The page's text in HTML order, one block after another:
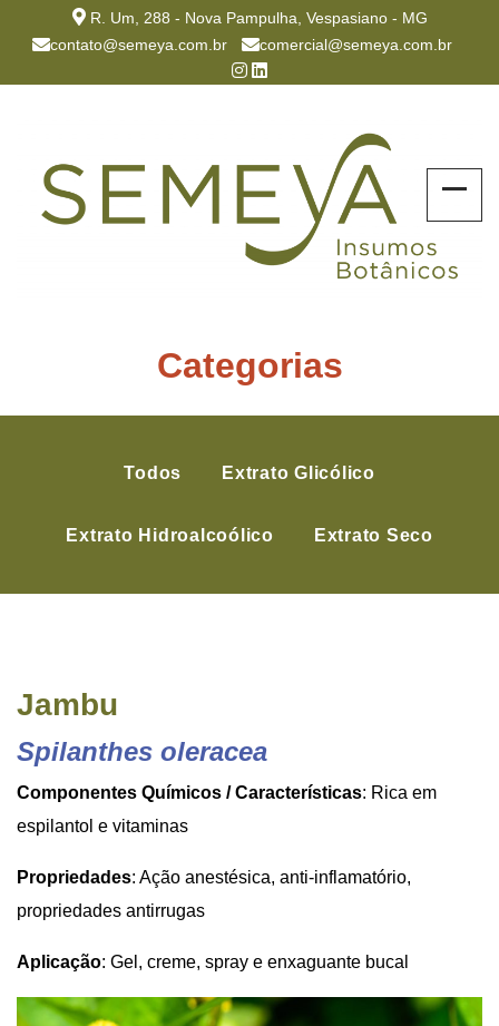
R. Um, 288 - Nova Pampulha, Vespasiano - MG
contato@semeya.com.br
comercial@semeya.com.br
Categorias
Todos Extrato Glicólico
Extrato Hidroalcoólico Extrato Seco
Jambu
Spilanthes oleracea
Componentes Químicos / Características: Rica em
espilantol e vitaminas
Propriedades: Ação anestésica, anti-inflamatório,
propriedades antirrugas
Aplicação: Gel, creme, spray e enxaguante bucal